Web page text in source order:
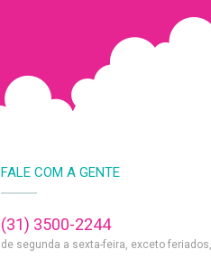
FALE COM A GENTE
(31) 3500-2244
de segunda a sexta-feira, exceto